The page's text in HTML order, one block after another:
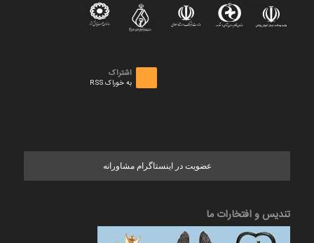
اشتراک
به خوراک RSS
عضویت در اینستاگرام مشاورانه
تندیس و افتخارات ما